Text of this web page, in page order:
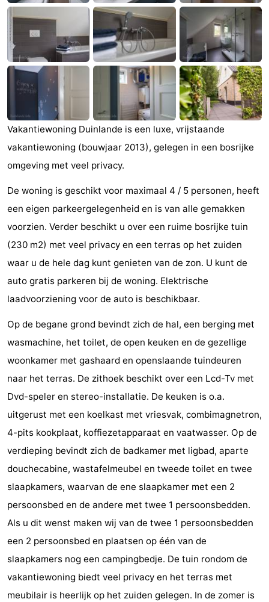
Monumenten
-
Kerken
-
Vuurtorens
-
Uitkijkpunten
Attracties
-
Speeltuinen
-
Bowlen
Wellness
centra
Dorpen
&
Steden
Natuur
Rondleidingen
-
Zwembaden
Fietsen
-
Wandelen
Paardrijden
-
Golfbanen
-
Delta-
en
paravliegen
Eten
en
drinken
Evenementen
Ringrijden
Zoutelande
Vakantiewoning Duinlande is een luxe, vrijstaande
vakantiewoning (bouwjaar 2013), gelegen in een bosrijke
omgeving met veel privacy.
De woning is geschikt voor maximaal 4 / 5 personen, heeft
een eigen parkeergelegenheid en is van alle gemakken
voorzien. Verder beschikt u over een ruime bosrijke tuin
(230 m2) met veel privacy en een terras op het zuiden
waar u de hele dag kunt genieten van de zon. U kunt de
auto gratis parkeren bij de woning. Elektrische
laadvoorziening voor de auto is beschikbaar.
Op de begane grond bevindt zich de hal, een berging met
wasmachine, het toilet, de open keuken en de gezellige
woonkamer met gashaard en openslaande tuindeuren
naar het terras. De zithoek beschikt over een Lcd-Tv met
Dvd-speler en stereo-installatie. De keuken is o.a.
uitgerust met een koelkast met vriesvak, combimagnetron,
4-pits kookplaat, koffiezetapparaat en vaatwasser. Op de
verdieping bevindt zich de badkamer met ligbad, aparte
douchecabine, wastafelmeubel en tweede toilet en twee
slaapkamers, waarvan de ene slaapkamer met een 2
persoonsbed en de andere met twee 1 persoonsbedden.
Als u dit wenst maken wij van de twee 1 persoonsbedden
een 2 persoonsbed en plaatsen op één van de
slaapkamers nog een campingbedje. De tuin rondom de
vakantiewoning biedt veel privacy en het terras met
meubilair is heerlijk op het zuiden gelegen. In de zomer is